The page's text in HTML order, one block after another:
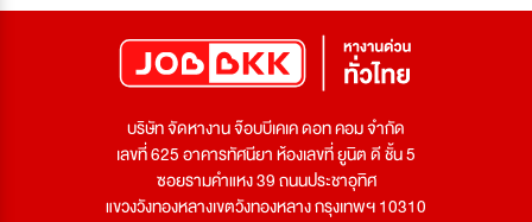
บริษัท จัดหางาน จ๊อบบีเคเค ดอท คอม จำกัด
เลขที่ 625 อาคารทัศนียา ห้องเลขที่ ยูนิต ดี ชั้น 5
ซอยรามคำแหง 39 ถนนประชาอุทิศ
แขวงวังทองหลางเขตวังทองหลาง กรุงเทพฯ 10310